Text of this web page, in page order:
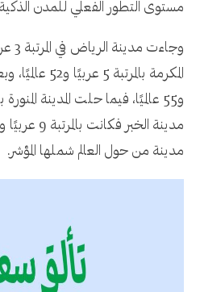
مستوى التطور الفعلي للمدن الذكية
مدينة من حول العالم شملها المؤشر.